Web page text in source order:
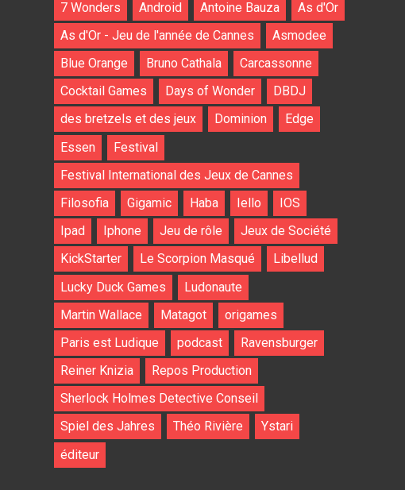
7 Wonders Android Antoine Bauza
As d'Or
As d'Or - Jeu de l'année de Cannes
Asmodee
Blue Orange
Bruno Cathala
Carcassonne
Cocktail Games
Days of Wonder
DBDJ
des bretzels et des jeux
Dominion
Edge
Essen
Festival
Festival International des Jeux de Cannes
Filosofia
Gigamic Haba Iello
IOS
Ipad
Iphone Jeu de rôle
Jeux de Société
KickStarter
Le Scorpion Masqué
Libellud
Lucky Duck Games
Ludonaute
Martin Wallace
Matagot
origames
Paris est Ludique
podcast
Ravensburger
Reiner Knizia
Repos Production
Sherlock Holmes Detective Conseil
Spiel des Jahres
Théo Rivière
Ystari
éditeur